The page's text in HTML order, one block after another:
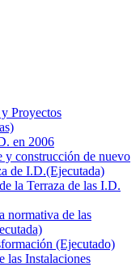
Proyectos
en 2006
y construcción de nuevo
de I.D.(Ejecutada)
la Terraza de las I.D.
normativa de las
(Ejecutado)
las Instalaciones